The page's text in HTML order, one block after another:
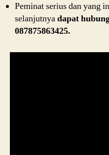
Peminat serius dan yang
selanjutnyadapat
087875863425.